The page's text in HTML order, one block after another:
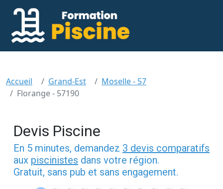
Accueil Grand-Est
Moselle - 57
Florange - 57190
Devis Piscine
En 5 minutes, demandez 3 devis comparatifs
aux piscinistes dans votre région.
Gratuit, sans pub et sans engagement.